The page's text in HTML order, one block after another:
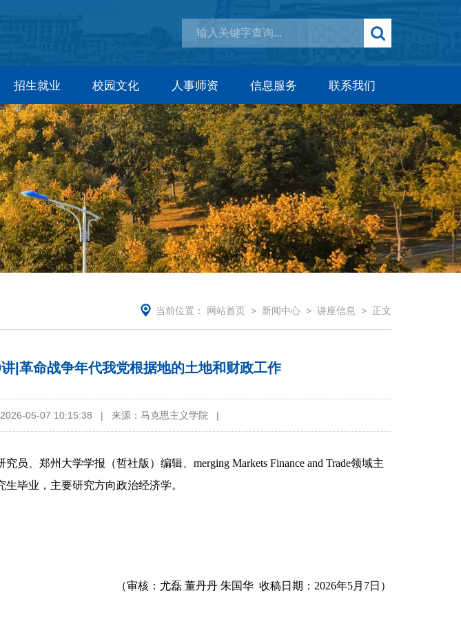
招生就业 校园文化 人事师资 信息服务 联系我们
当前位置： 网站首页 > 新闻中心 >讲座信息 > 正文
|革命战争年代我党根据地的土地和财政工作
05-07 10:15:38 | 来源：马克思主义学院 |
员、郑州大学学报（哲社版）编辑、 merging Markets Finance and Trade领域主
生毕业 ， 主要研究方向政治经济学。
（审核：尤磊 董丹丹 朱国华 收稿日期：2026年5月7日）